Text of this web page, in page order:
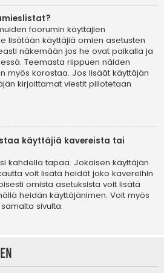
foorumin käyttäjien
lisätään käyttäjiä omien asetusten
näkemään jos he ovat paikalla ja
Teemasta riippuen näiden
myös korostaa. Jos lisäät käyttäjän
kirjoittamat viestit piilotetaan
käyttäjiä kavereista tai
kahdella tapaa. Jokaisen käyttäjän
voit lisätä heidät joko kavereihin
omista asetuksista voit lisätä
heidän käyttäjänimen. Voit myös
sivulta.